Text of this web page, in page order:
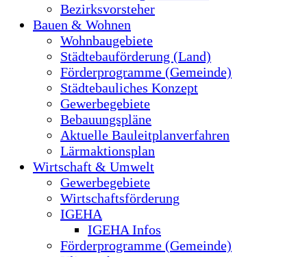
Bezirksvorsteher
Bauen & Wohnen
Wohnbaugebiete
Städtebauförderung (Land)
Förderprogramme (Gemeinde)
Städtebauliches Konzept
Gewerbegebiete
Bebauungspläne
Aktuelle Bauleitplanverfahren
Lärmaktionsplan
Wirtschaft & Umwelt
Gewerbegebiete
Wirtschaftsförderung
IGEHA
IGEHA Infos
Förderprogramme (Gemeinde)